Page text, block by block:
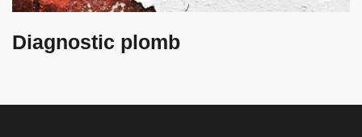
Diagnostic plomb